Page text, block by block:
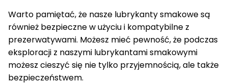
Warto pamiętać, że nasze lubrykanty smakowe są
również bezpieczne w użyciu i kompatybilne z
prezerwatywami. Możesz mieć pewność, że podczas
eksploracji z naszymi lubrykantami smakowymi
możesz cieszyć się nie tylko przyjemnością, ale także
bezpieczeństwem.